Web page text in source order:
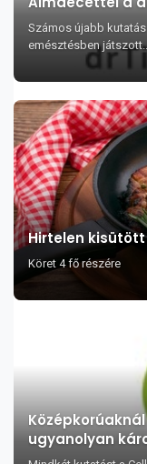
Számos újabb
emésztésben
Hirtelen
Köret 4 fő részére
ugyanolyan